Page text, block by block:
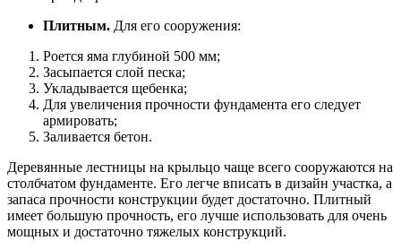
Плитным. Для его сооружения:
Роется яма глубиной 500 мм;
Засыпается слой песка;
Укладывается щебенка;
Для увеличения прочности фундамента его следует
армировать;
Заливается бетон.
Деревянные лестницы на крыльцо чаще всего сооружаются на
столбчатом фундаменте. Его легче вписать в дизайн участка, а
запаса прочности конструкции будет достаточно. Плитный
имеет большую прочность, его лучше использовать для очень
мощных и достаточно тяжелых конструкций.